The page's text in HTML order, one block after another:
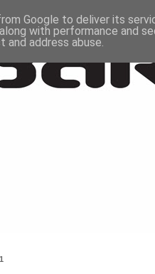
Google to deliver its
with performance and
address abuse.